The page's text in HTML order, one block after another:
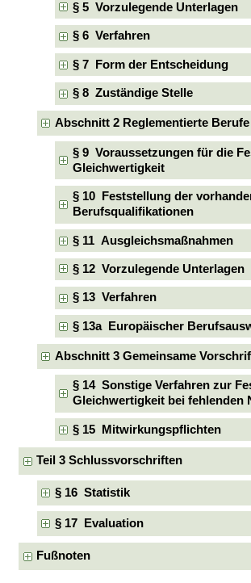
§ 5 Vorzulegende Unterlagen
§ 6 Verfahren
§ 7 Form der Entscheidung
§ 8 Zuständige Stelle
Abschnitt 2 Reglementierte Berufe
§ 9 Voraussetzungen für die
Gleichwertigkeit
§ 10 Feststellung der
Berufsqualifikationen
§ 11 Ausgleichsmaßnahmen
§ 12 Vorzulegende Unterlagen
§ 13 Verfahren
§ 13a Europäischer
Abschnitt 3 Gemeinsame
§ 14 Sonstige Verfahren zur
Gleichwertigkeit bei fehlenden
§ 15 Mitwirkungspflichten
Teil 3 Schlussvorschriften
§ 16 Statistik
§ 17 Evaluation
Fußnoten